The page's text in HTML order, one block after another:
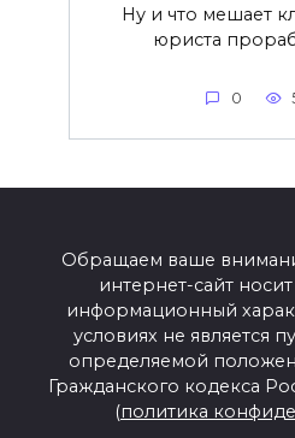
Ну и что мешает
юриста
0
Обращаем ваше
интернет-сайт
информационный
условиях не является
определяемой
Гражданского кодекса
(политика